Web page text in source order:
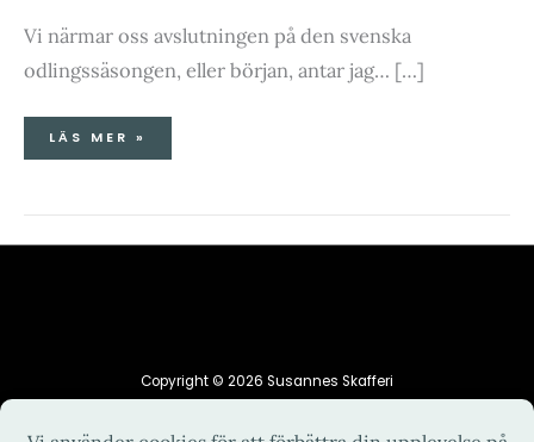
Vi närmar oss avslutningen på den svenska
odlingssäsongen, eller början, antar jag… […]
LÄS MER »
Copyright © 2026 Susannes Skafferi